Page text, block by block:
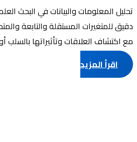
دقيق للمتغيرات المستقلة والتابعة
مع اكتشاف العلاقات وتأثيراتها بالسلب
اقرأ المزيد